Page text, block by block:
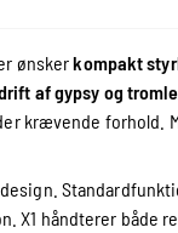
ønskerkompakt
af gypsy og tromle
krævende forhold.
håndterer både